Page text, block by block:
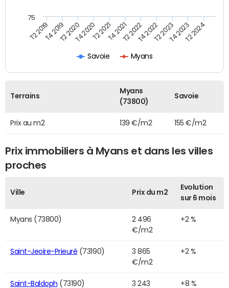
Savoie Myans
T2 2019T4 2019T2 2020T4 2020T2 2021T4 2021T2 2022T4 2022T2 2023T4 2023T2 2024
75
Terrains
Myans
(73800)
Savoie
Prix au m2 139 €/m2 155 €/m2
Prix immobiliers à Myans et dans les villes
proches
Ville Prix du m2
Evolution
sur 6 mois
Myans (73800)
2 496
€/m2
+2 %
Saint-Jeoire-Prieuré (73190)
3 865
€/m2
+2 %
Saint-Baldoph (73190)
3 243
+8 %